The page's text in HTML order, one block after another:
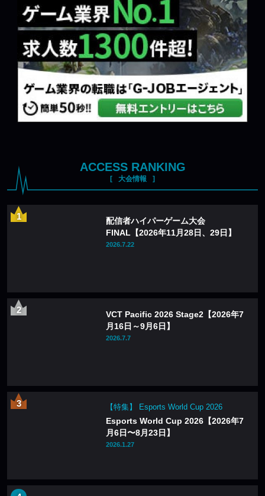
ACCESS RANKING
大会情報
配信者ハイパーゲーム大会
FINAL【2026年11月28日、29日】
2026.7.22
VCT Pacific 2026 Stage2【2026年7
月16日～9月6日】
2026.7.7
【特集】 Esports World Cup 2026
Esports World Cup 2026【2026年7
月6日〜8月23日】
2026.1.27